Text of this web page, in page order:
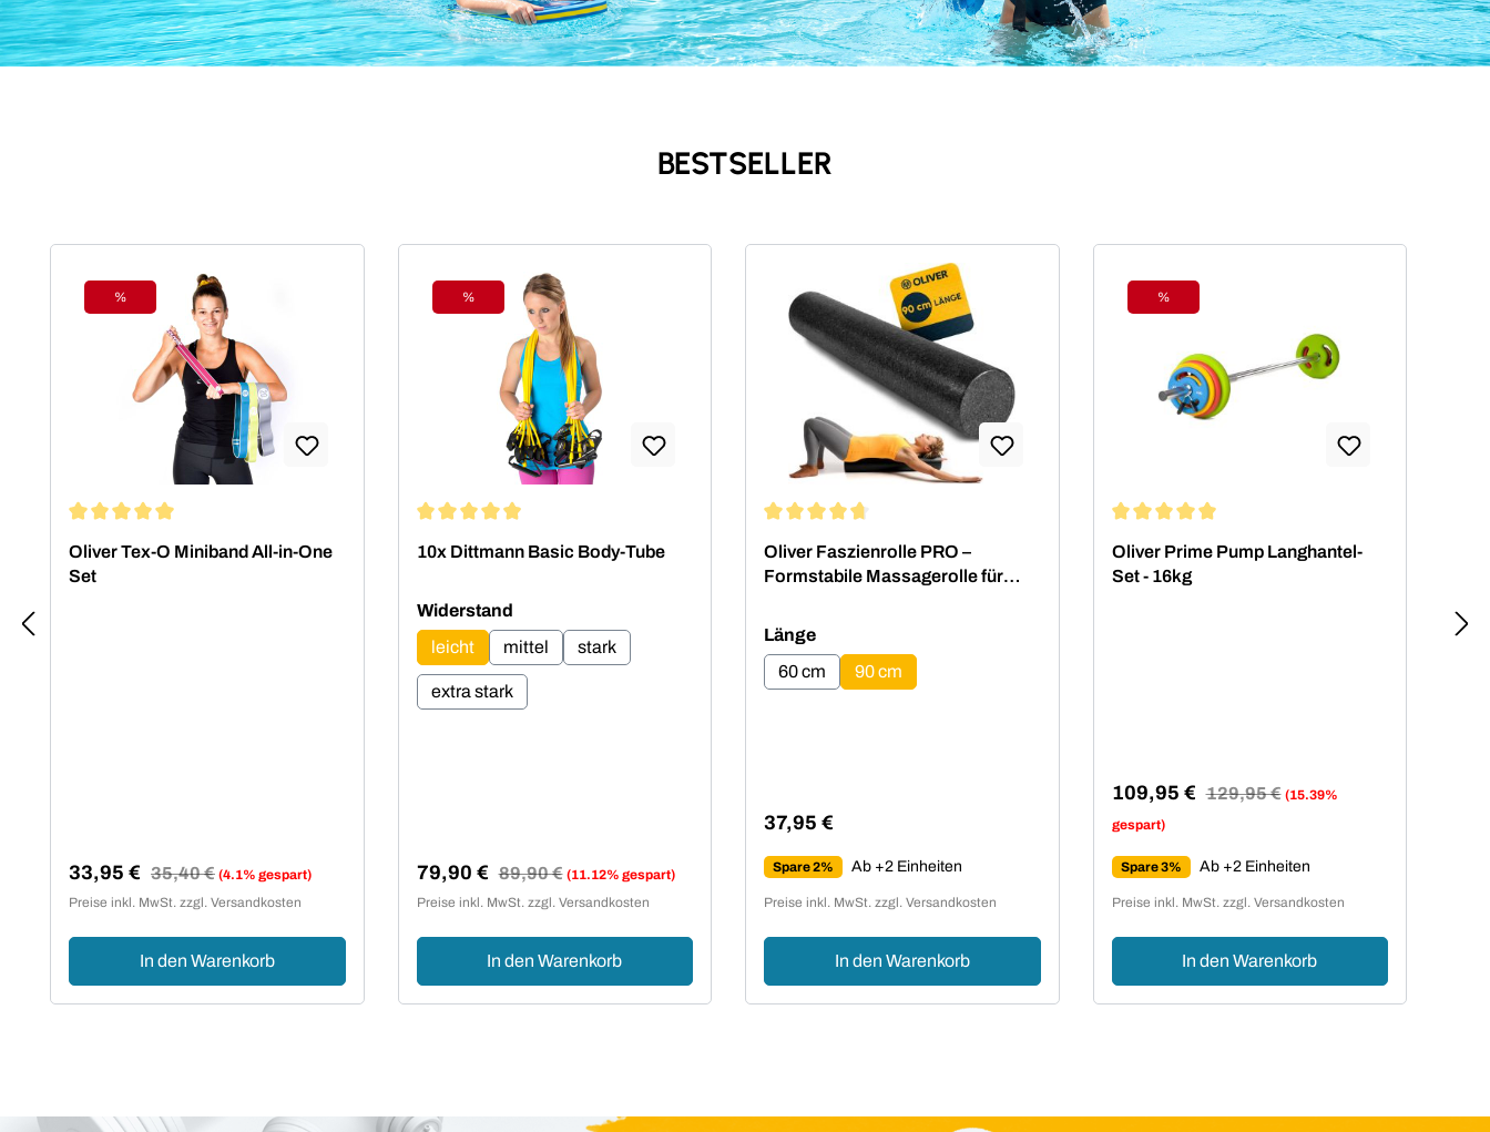
BESTSELLER
Rabatt
%
Oliver Tex-O Miniband All-in-One
Set
Verkaufspreis:
33,95 € Regulärer Preis:
35,40 € (4.1% gespart)
Preise inkl. MwSt. zzgl. Versandkosten
In den Warenkorb
Rabatt
%
10x Dittmann Basic Body-Tube
Widerstandauswählen
leicht
mittel stark
extra stark
Verkaufspreis:
79,90 € Regulärer Preis:
89,90 € (11.12% gespart)
Preise inkl. MwSt. zzgl. Versandkosten
In den Warenkorb
Oliver Faszienrolle PRO –
Formstabile Massagerolle für
Längeauswählen
60 cm
90 cm
Regulärer Preis:
37,95 €
Spare 2% Ab +2 Einheiten
Preise inkl. MwSt. zzgl. Versandkosten
In den Warenkorb
Rabatt
%
Oliver Prime Pump Langhantel-
Set - 16kg
Verkaufspreis:
109,95 € Regulärer Preis:
129,95 € (15.39%
gespart)
Spare 3% Ab +2 Einheiten
Preise inkl. MwSt. zzgl. Versandkosten
In den Warenkorb